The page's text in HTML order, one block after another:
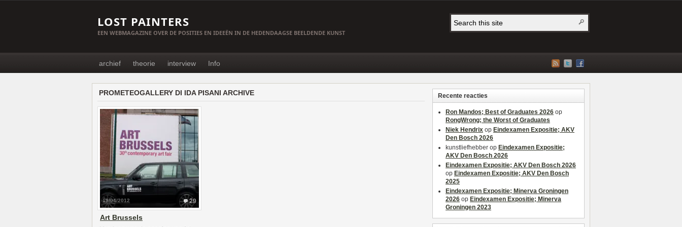
LOST PAINTERS
EEN WEBMAGAZINE OVER DE POSITIES EN IDEEËN IN DE HEDENDAAGSE BEELDENDE KUNST
archief theorie interview Info
PROMETEOGALLERY DI IDA PISANI ARCHIVE
29
19/04/2012
Art Brussels
Recente reacties
Ron Mandos; Best of Graduates 2026 op
RongWrong; the Worst of Graduates
Niek Hendrix op Eindexamen Expositie; AKV
Den Bosch 2026
kunstliefhebber op Eindexamen Expositie;
AKV Den Bosch 2026
Eindexamen Expositie; AKV Den Bosch 2026
op Eindexamen Expositie; AKV Den Bosch
2025
Eindexamen Expositie; Minerva Groningen
2026 op Eindexamen Expositie; Minerva
Groningen 2023